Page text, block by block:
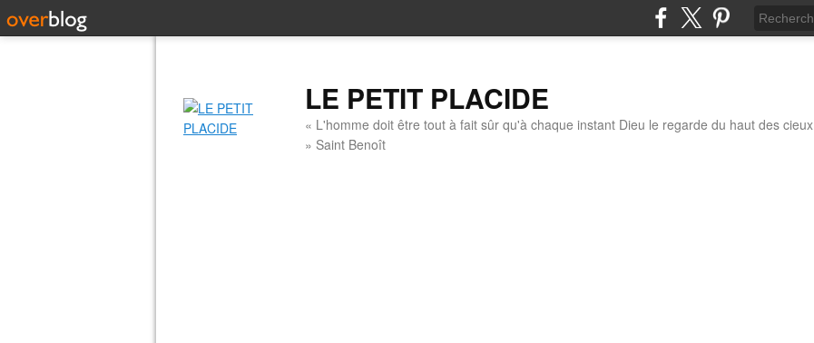
LE PETIT PLACIDE
« L'homme doit être tout à fait sûr qu'à chaque instant Dieu le regarde du haut des cieux
» Saint Benoît